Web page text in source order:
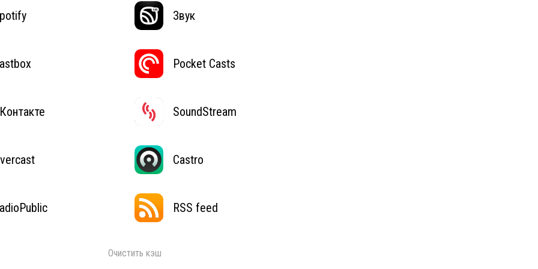
Звук
Pocket Casts
SoundStream
Castro
RSS feed
Очистить кэш